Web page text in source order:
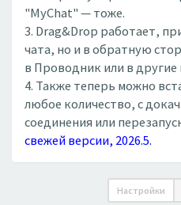
"MyChat" — тоже.
3. Drag&Drop работает,
чата, но и в обратную
в Проводник или в
4. Также теперь можно
любое количество, с
соединения или
свежей версии, 2026.5.
Настройки